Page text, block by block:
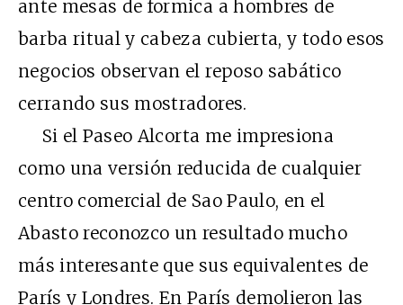
ante mesas de formica a hombres de
barba ritual y cabeza cubierta, y todo esos
negocios observan el reposo sabático
cerrando sus mostradores.
Si el Paseo Alcorta me impresiona
como una versión reducida de cualquier
centro comercial de Sao Paulo, en el
Abasto reconozco un resultado mucho
más interesante que sus equivalentes de
París y Londres. En París demolieron las